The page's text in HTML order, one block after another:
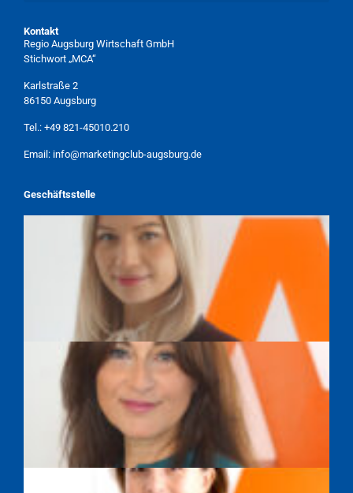
Kontakt
Regio Augsburg Wirtschaft GmbH
Stichwort „MCA“
Karlstraße 2
86150 Augsburg
Tel.: +49 821-45010.210
Email: info@marketingclub-augsburg.de
Geschäftsstelle
TAMARA WEBER
SAYEH FARAHPOUR